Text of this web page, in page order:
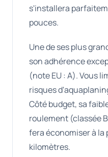
s'installera
pouces.
Une de ses plus
son adhérence
(note EU : A). Vous
risques
Côté budget, sa
roulement (classée
fera économiser à la
kilomètres.